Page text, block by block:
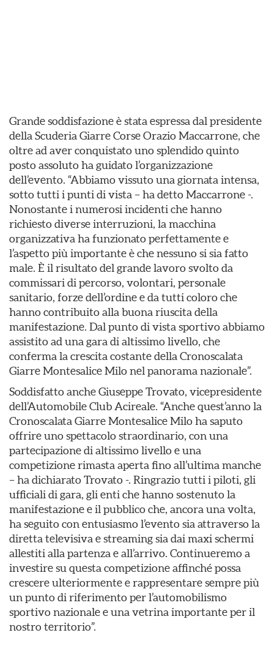
Grande soddisfazione è stata espressa dal presidente
della Scuderia Giarre Corse Orazio Maccarrone, che
oltre ad aver conquistato uno splendido quinto
posto assoluto ha guidato l’organizzazione
dell’evento. “Abbiamo vissuto una giornata intensa,
sotto tutti i punti di vista – ha detto Maccarrone -.
Nonostante i numerosi incidenti che hanno
richiesto diverse interruzioni, la macchina
organizzativa ha funzionato perfettamente e
l’aspetto più importante è che nessuno si sia fatto
male. È il risultato del grande lavoro svolto da
commissari di percorso, volontari, personale
sanitario, forze dell’ordine e da tutti coloro che
hanno contribuito alla buona riuscita della
manifestazione. Dal punto di vista sportivo abbiamo
assistito ad una gara di altissimo livello, che
conferma la crescita costante della Cronoscalata
Giarre Montesalice Milo nel panorama nazionale”.
Soddisfatto anche Giuseppe Trovato, vicepresidente
dell’Automobile Club Acireale. “Anche quest’anno la
Cronoscalata Giarre Montesalice Milo ha saputo
offrire uno spettacolo straordinario, con una
partecipazione di altissimo livello e una
competizione rimasta aperta fino all’ultima manche
– ha dichiarato Trovato -. Ringrazio tutti i piloti, gli
ufficiali di gara, gli enti che hanno sostenuto la
manifestazione e il pubblico che, ancora una volta,
ha seguito con entusiasmo l’evento sia attraverso la
diretta televisiva e streaming sia dai maxi schermi
allestiti alla partenza e all’arrivo. Continueremo a
investire su questa competizione affinché possa
crescere ulteriormente e rappresentare sempre più
un punto di riferimento per l’automobilismo
sportivo nazionale e una vetrina importante per il
nostro territorio”.